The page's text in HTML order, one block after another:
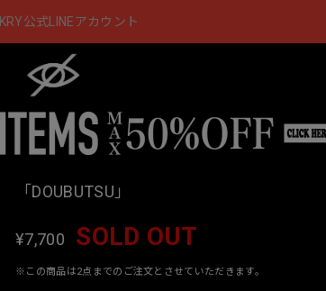
KRY公式LINEアカウント
「DOUBUTSU」
¥7,700 SOLD OUT
※この商品は2点までのご注文とさせていただきます。